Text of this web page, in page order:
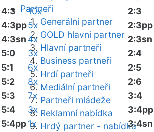
Partneři
Generální partner
GOLD hlavní partner
Hlavní partneři
Business partneři
Hrdí partneři
Mediální partneři
Partneři mládeže
Reklamní nabídka
Hrdý partner - nabídka
4:3
10x
4:3pp5x
4:3sn 4x
5:0
3x
5:1
6x
5:2
8x
5:3
7x
5:4
3x
5:4pp1x
2:3
2:3pp
2:3sn
2:4
2:5
2:6
3:4
3:4pp
3:4sn